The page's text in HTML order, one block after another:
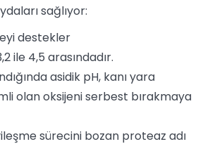
sağlıyor:
destekler
ile 4,5 arasındadır.
asidik pH, kanı yara
olan oksijeni serbest bırakmaya
sürecini bozan proteaz adı